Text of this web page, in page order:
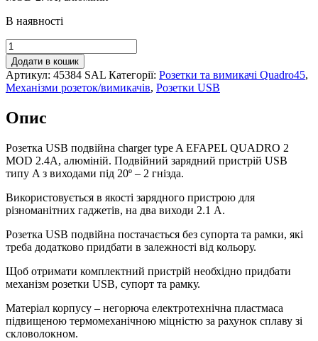
В наявності
Розетка
USB
подвійна
charger
type
EFAPEL
2
MOD
2.4A,
45384
SAL
Додати в кошик
Артикул: 45384 SAL Категорії: Розетки та вимикачі Quadro45,
Механізми розеток/вимикачів, Розетки USB
Опис
Розетка USB подвійна charger type A EFAPEL QUADRO 2
MOD 2.4A, алюміній. Подвійний зарядний пристрій USB
типу A з виходами під 20º – 2 гнізда.
Використовується в якості зарядного пристрою для
різноманітних гаджетів, на два виходи 2.1 А.
Розетка USB подвійна постачається без супорта та рамки, які
треба додатково придбати в залежності від кольору.
Щоб отримати комплектний пристрій необхідно придбати
механізм розетки USB, супорт та рамку.
Матеріал корпусу – негорюча електротехнічна пластмаса
підвищеною термомеханічною міцністю за рахунок сплаву зі
скловолокном.